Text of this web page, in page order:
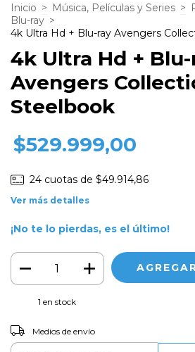
Inicio > Música, Películas y Series >
Blu-ray >
4k Ultra Hd + Blu-ray Avengers
4k Ultra Hd +
Avengers
Steelbook
$529.999,00
24 cuotas de $49.914,86
Ver más detalles
¡No te lo pierdas, es el último!
1 en stock
Entregas para el CP:
Medios de envío